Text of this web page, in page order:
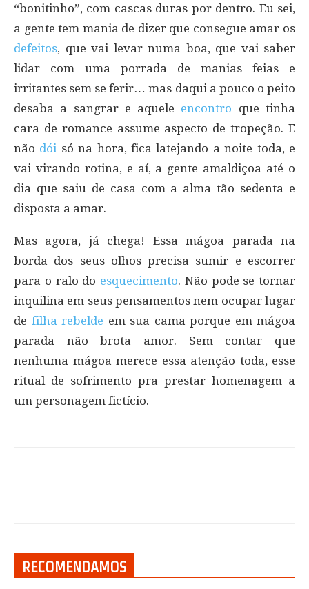
“bonitinho”, com cascas duras por dentro. Eu sei,
a gente tem mania de dizer que consegue amar os
defeitos, que vai levar numa boa, que vai saber
lidar com uma porrada de manias feias e
irritantes sem se ferir… mas daqui a pouco o peito
desaba a sangrar e aquele encontro que tinha
cara de romance assume aspecto de tropeção. E
não dói só na hora, fica latejando a noite toda, e
vai virando rotina, e aí, a gente amaldiçoa até o
dia que saiu de casa com a alma tão sedenta e
disposta a amar.
Mas agora, já chega! Essa mágoa parada na
borda dos seus olhos precisa sumir e escorrer
para o ralo do esquecimento. Não pode se tornar
inquilina em seus pensamentos nem ocupar lugar
de filha rebelde em sua cama porque em mágoa
parada não brota amor. Sem contar que
nenhuma mágoa merece essa atenção toda, esse
ritual de sofrimento pra prestar homenagem a
um personagem fictício.
RECOMENDAMOS